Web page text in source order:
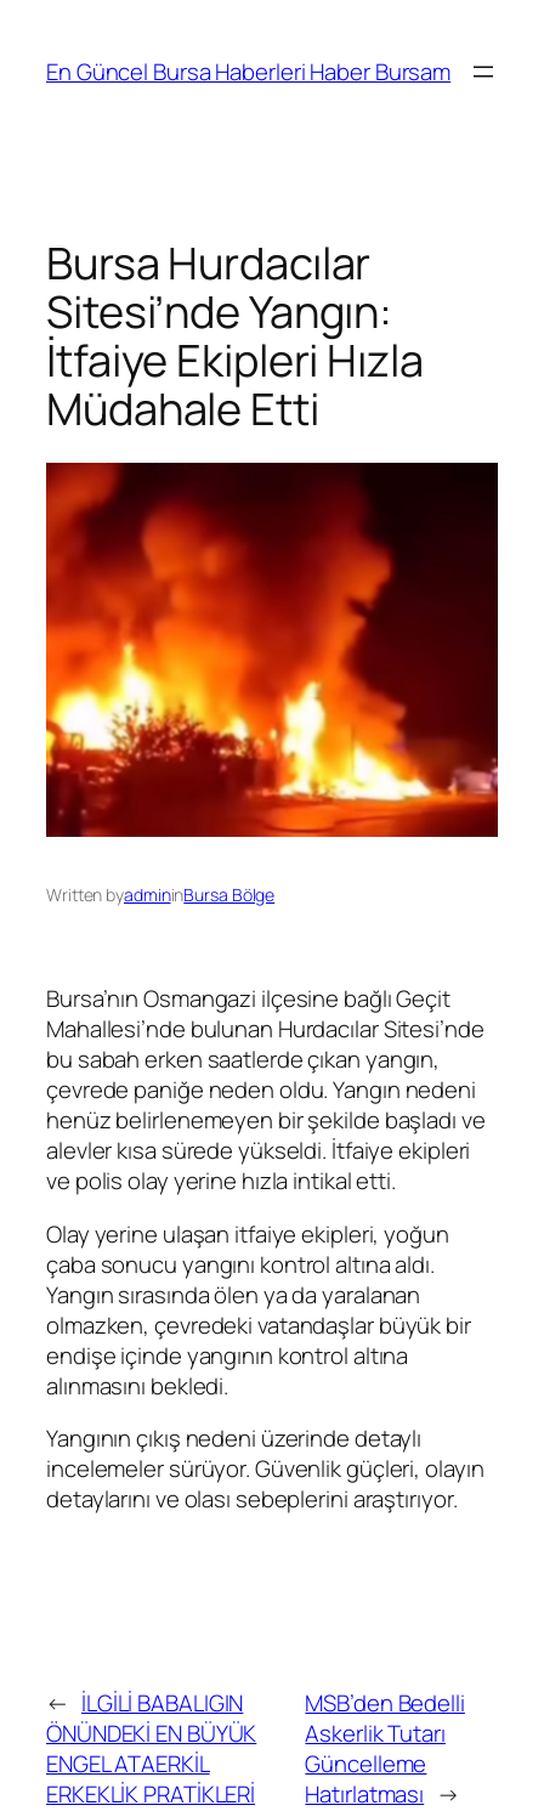
En Güncel Bursa Haberleri Haber Bursam
Bursa Hurdacılar
Sitesi’nde Yangın:
İtfaiye Ekipleri Hızla
Müdahale Etti
Written byadmininBursa Bölge
Bursa’nın Osmangazi ilçesine bağlı Geçit
Mahallesi’nde bulunan Hurdacılar Sitesi’nde
bu sabah erken saatlerde çıkan yangın,
çevrede paniğe neden oldu. Yangın nedeni
henüz belirlenemeyen bir şekilde başladı ve
alevler kısa sürede yükseldi. İtfaiye ekipleri
ve polis olay yerine hızla intikal etti.
Olay yerine ulaşan itfaiye ekipleri, yoğun
çaba sonucu yangını kontrol altına aldı.
Yangın sırasında ölen ya da yaralanan
olmazken, çevredeki vatandaşlar büyük bir
endişe içinde yangının kontrol altına
alınmasını bekledi.
Yangının çıkış nedeni üzerinde detaylı
incelemeler sürüyor. Güvenlik güçleri, olayın
detaylarını ve olası sebeplerini araştırıyor.
← İLGİLİ BABALIGIN
ÖNÜNDEKİ EN BÜYÜK
ENGEL ATAERKİL
ERKEKLİK PRATİKLERİ
MSB’den Bedelli
Askerlik Tutarı
Güncelleme
Hatırlatması →